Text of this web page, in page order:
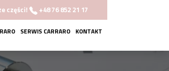
części! +48 76 852 21 17
SERWIS CARRARO KONTAKT